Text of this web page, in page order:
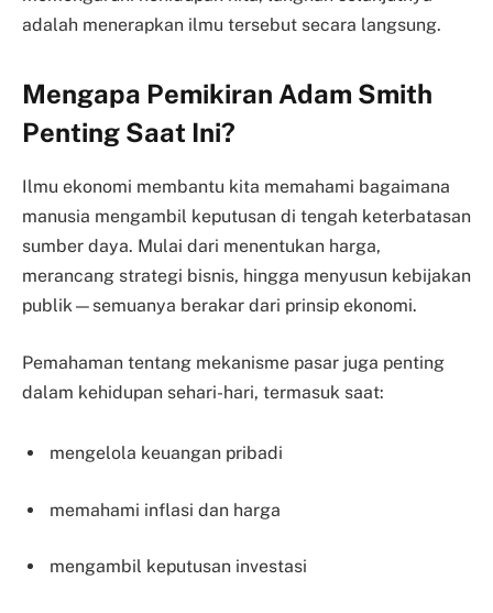
adalah menerapkan ilmu tersebut secara langsung.
Mengapa Pemikiran Adam Smith
Penting Saat Ini?
Ilmu ekonomi membantu kita memahami bagaimana
manusia mengambil keputusan di tengah keterbatasan
sumber daya. Mulai dari menentukan harga,
merancang strategi bisnis, hingga menyusun kebijakan
publik—semuanya berakar dari prinsip ekonomi.
Pemahaman tentang mekanisme pasar juga penting
dalam kehidupan sehari-hari, termasuk saat:
mengelola keuangan pribadi
memahami inflasi dan harga
mengambil keputusan investasi